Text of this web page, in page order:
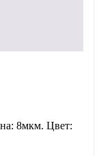
8мкм. Цвет: